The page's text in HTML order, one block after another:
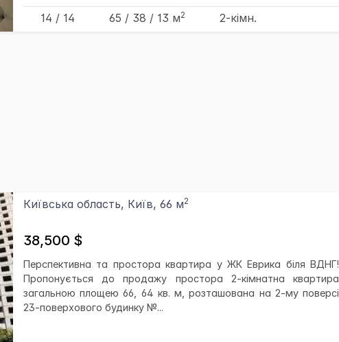
14 / 14 65 / 38 / 13 м2 2-кімн.
Київська область, Київ, 66 м2
38,500 $
Перспективна та простора квартира у ЖК Еврика біля ВДНГ!
Пропонується до продажу простора 2-кімнатна квартира
загальною площею 66, 64 кв. м, розташована на 2-му поверсі
23-поверхового будинку №...